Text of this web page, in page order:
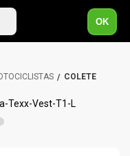
OK
COLETE